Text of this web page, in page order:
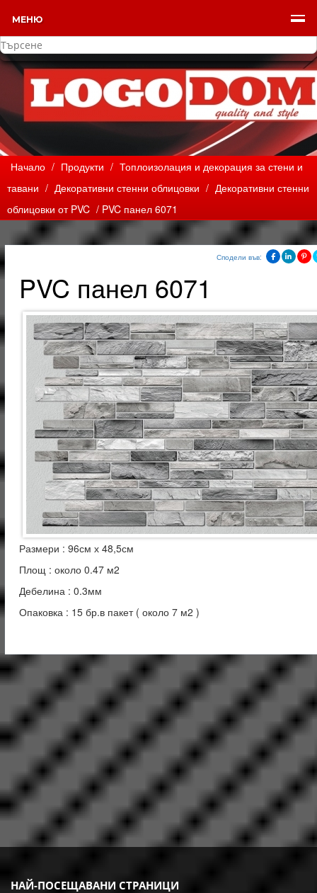
МЕНЮ
Начало / Продукти / Топлоизолация и декорация за стени и
тавани / Декоративни стенни облицовки / Декоративни стенни
облицовки от PVC / PVC панел 6071
Сподели във:
PVC панел 6071
Размери : 96см х 48,5см
Площ : около 0.47 м2
Дебелина : 0.3мм
Опаковка : 15 бр.в пакет ( около 7 м2 )
НАЙ-ПОСЕЩАВАНИ СТРАНИЦИ